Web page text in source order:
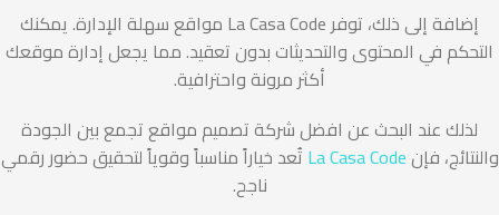
إضافة إلى ذلك، توفر La Casa Code مواقع سهلة الإدارة. يمكنك
التحكم في المحتوى والتحديثات بدون تعقيد. مما يجعل إدارة موقعك
أكثر مرونة واحترافية.
لذلك عند البحث عن افضل شركة تصميم مواقع تجمع بين الجودة
والنتائج، فإنLa Casa Code تُعد خياراً مناسباً وقوياً لتحقيق حضور رقمي
ناجح.